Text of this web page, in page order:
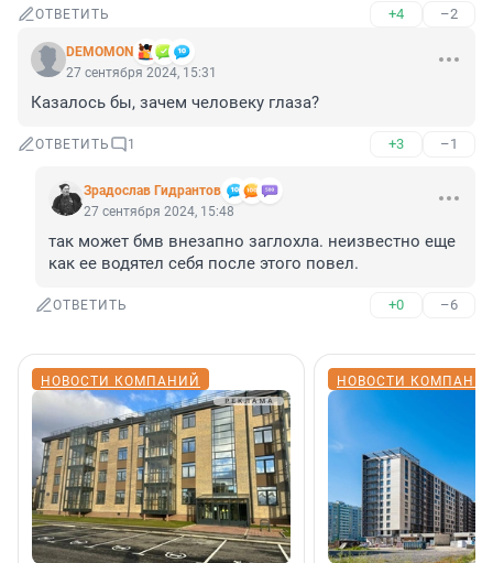
ОТВЕТИТЬ +4 –2
DEMOMON
27 сентября 2024, 15:31
Казалось бы, зачем человеку глаза?
ОТВЕТИТЬ 1 +3 –1
Зрадослав Гидрантов
27 сентября 2024, 15:48
так может бмв внезапно заглохла. неизвестно еще
как ее водятел себя после этого повел.
ОТВЕТИТЬ +0 –6
НОВОСТИ КОМПАНИЙ НОВОСТИ